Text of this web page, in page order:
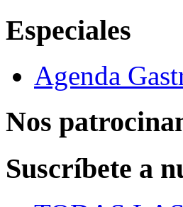
Especiales
Agenda
Nos
Suscríbete a